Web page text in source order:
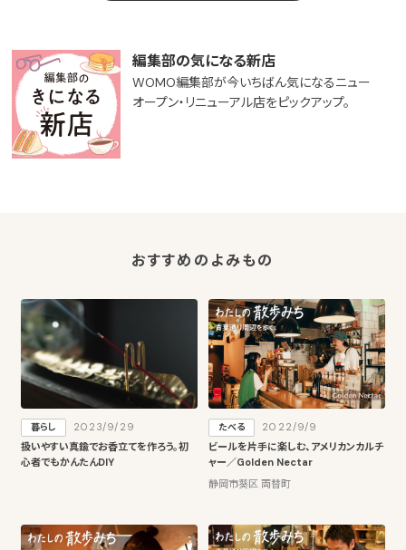
編集部の気になる新店
WOMO編集部が今いちばん気になるニュー
オープン・リニューアル店をピックアップ。
おすすめのよみもの
暮らし
2023/9/29
扱いやすい真鍮でお香立てを作ろう。初
心者でもかんたんDIY
たべる
2022/9/9
ビールを片手に楽しむ、アメリカンカルチ
ャー／Golden Nectar
静岡市葵区 両替町